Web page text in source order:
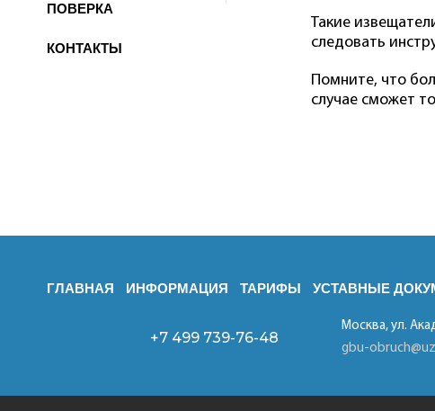
ПОВЕРКА
КОНТАКТЫ
Такие
следовать
Помните, что
случае сможет
ГЛАВНАЯ ИНФОРМАЦИЯ ТАРИФЫ УСТАВНЫЕ
+7 499 739-76-48
Москва, ул.
gbu-